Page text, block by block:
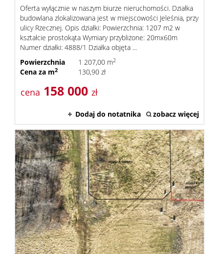
Skup
Oferta wyłącznie w naszym biurze nieruchomości. Działka
budowlana zlokalizowana jest w miejscowości Jeleśnia, przy
ulicy Rzecznej. Opis działki: Powierzchnia: 1207 m2 w
kształcie prostokąta Wymiary przybliżone: 20mx60m
Numer działki: 4888/1 Działka objęta ...
Powierzchnia
1 207,00 m2
Cena za m2 130,90 zł
cena 158 000 zł
Dodaj do notatnika zobacz więcej